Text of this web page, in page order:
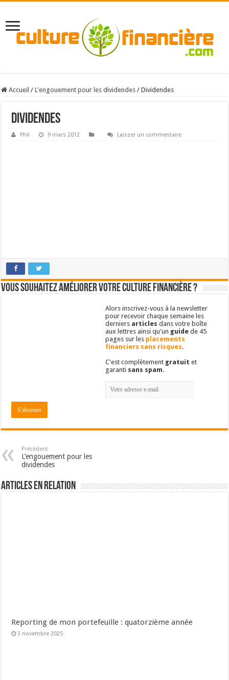
Accueil / L'engouement pour les dividendes / Dividendes
Dividendes
Phil 9 mars 2012 Laisser un commentaire
Vous souhaitez améliorer votre culture financière ?
Alors inscrivez-vous à la newsletter
pour recevoir chaque semaine les
derniers articles dans votre boîte
aux lettres ainsi qu'un guide de 45
pages sur les placements
financiers sans risques.
C'est complètement gratuit et
garanti sans spam.
Précédent
L’engouement pour les
dividendes
Articles en relation
Reporting de mon portefeuille : quatorzième année
3 novembre 2025